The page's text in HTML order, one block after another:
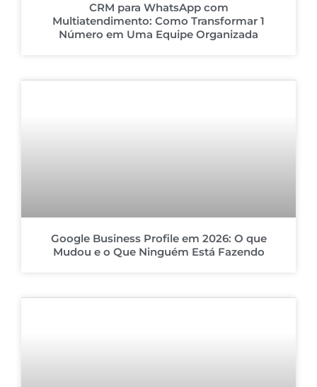
CRM para WhatsApp com
Multiatendimento: Como Transformar 1
Número em Uma Equipe Organizada
Google Business Profile em 2026: O que
Mudou e o Que Ninguém Está Fazendo